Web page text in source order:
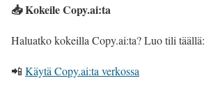
📥 Kokeile Copy.ai:ta
Haluatko kokeilla Copy.ai:ta? Luo tili täällä:
📲 Käytä Copy.ai:ta verkossa